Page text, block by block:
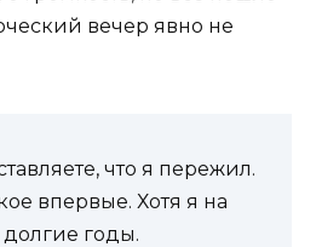
вечер явно не
что я пережил.
впервые. Хотя я на
годы.